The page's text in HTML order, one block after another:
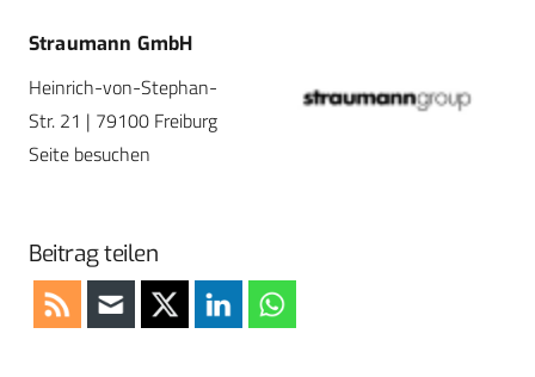
Straumann GmbH
Heinrich-von-Stephan-
Str. 21 | 79100 Freiburg
Seite besuchen
Beitrag teilen